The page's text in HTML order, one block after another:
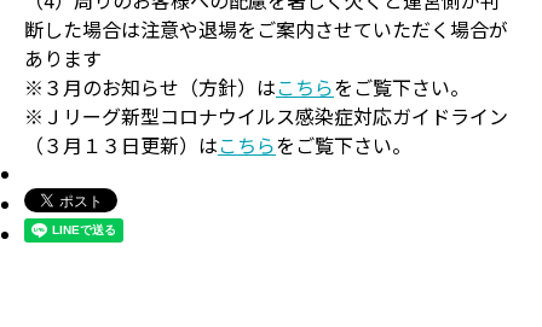
断した場合は注意や退場をご案内させていただく場合が
あります
※３月のお知らせ（方針）はこちらをご覧下さい。
※Ｊリーグ新型コロナウイルス感染症対応ガイドライン
（３月１３日更新）はこちらをご覧下さい。